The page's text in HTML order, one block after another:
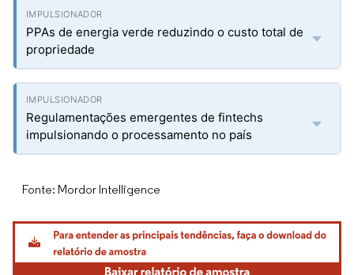
PPAs de energia verde reduzindo o custo total de
propriedade
Regulamentações emergentes de fintechs
impulsionando o processamento no país
Fonte: Mordor Intelligence